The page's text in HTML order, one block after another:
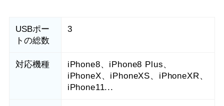
USBポー
トの総数
3
対応機種
iPhone8、iPhone8 Plus、
iPhoneX、iPhoneXS、iPhoneXR、
iPhone11...